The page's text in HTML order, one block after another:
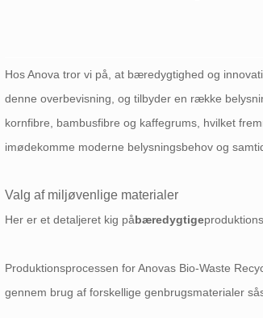
Hos Anova tror vi på, at bæredygtighed og
denne overbevisning, og tilbyder en række
kornfibre, bambusfibre og kaffegrums, hvilket
imødekomme moderne belysningsbehov og
Valg af miljøvenlige materialer
Her er et detaljeret kig påbæredygtige
Produktionsprocessen for Anovas Bio-Waste
gennem brug af forskellige genbrugsmaterialer